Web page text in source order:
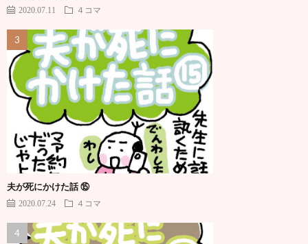
2020.07.11 ４コマ
夫が死にかけた話 ⑮
2020.07.24 ４コマ